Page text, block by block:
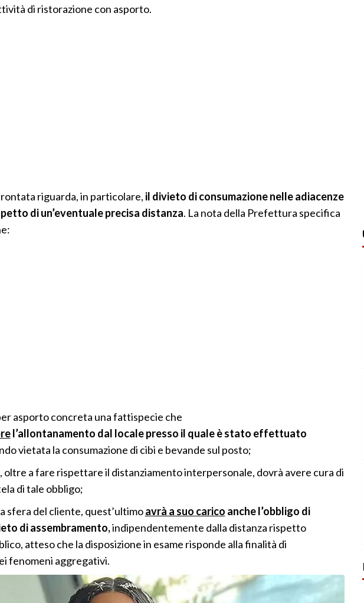
di ristorazione con asporto.
riguarda, in particolare, il divieto di consumazione nelle adiacenze
di un’eventuale precisa distanza. La nota della Prefettura specifica
asporto concreta una fattispecie che
l’allontanamento dal locale presso il quale è stato effettuato
vietata la consumazione di cibi e bevande sul posto;
a fare rispettare il distanziamento interpersonale, dovrà avere cura di
di tale obbligo;
del cliente, quest’ultimoavrà a suo carico anche l’obbligo di
di assembramento,indipendentemente dalla distanza rispetto
atteso che la disposizione in esame risponde alla finalità di
fenomeni aggregativi.